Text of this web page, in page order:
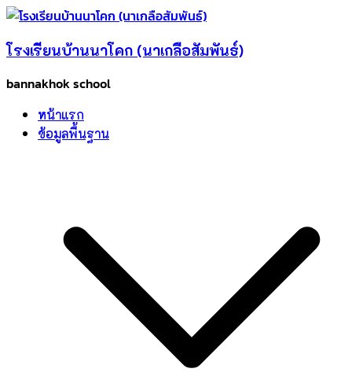
Skip
content
โรงเรียนบ้านนาโคก (นาเกลือสัมพันธ์)
bannakhok school
หน้าแรก
ข้อมูลพื้นฐาน